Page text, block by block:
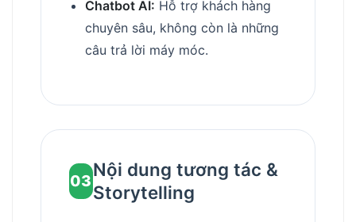
Chatbot AI: Hỗ trợ khách hàng
chuyên sâu, không còn là những
câu trả lời máy móc.
03
Nội dung tương tác &
Storytelling